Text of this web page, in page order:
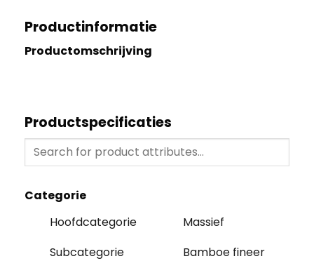
Productinformatie
Productomschrijving
Productspecificaties
Categorie
Hoofdcategorie
Massief
Subcategorie
Bamboe fineer